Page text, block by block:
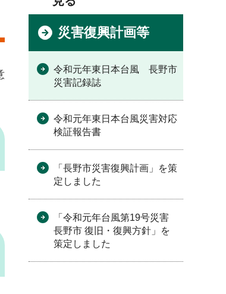
災害復興計画等
令和元年東日本台風 長野市
災害記録誌
令和元年東日本台風災害対応
検証報告書
「長野市災害復興計画」を策
定しました
「令和元年台風第19号災害
長野市 復旧・復興方針」を
策定しました